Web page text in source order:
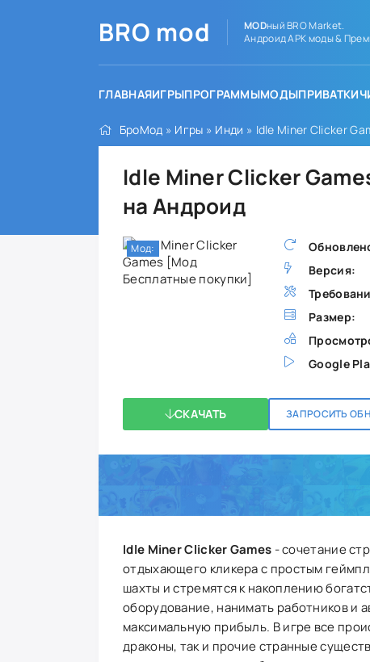
BRO mod MODный BRO Market.
Андроид APK моды &
ГЛАВНАЯИГРЫПРОГРАММЫМОДЫПРИВАТКИ
БроМод » Игры » Инди » Idle Miner Clicker
Idle Miner Clicker
на Андроид
Версия:
Размер:
Google
СКАЧАТЬ ЗАПРОСИТЬ
Мод:
Idle Miner Clicker Games - сочетание
отдыхающего кликера с простым
шахты и стремятся к накоплению
оборудование, нанимать работников и
максимальную прибыль. В игре все
драконы, так и прочие странные